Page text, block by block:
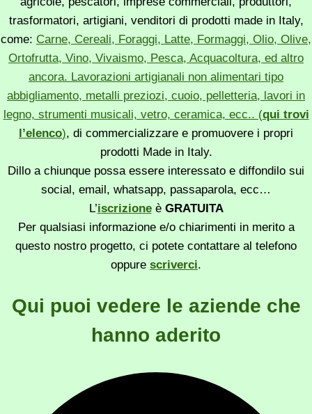
trasformatori, artigiani, venditori di prodotti made in Italy,
come: Carne, Cereali, Foraggi, Latte, Formaggi, Olio, Olive,
Ortofrutta, Vino, Vivaismo, Pesca, Acquacoltura, ed altro
ancora. Lavorazioni artigianali non alimentari tipo
abbigliamento, metalli preziozi, cuoio, pelletteria, lavori in
legno, strumenti musicali, vetro, ceramica, ecc.. (qui trovi
l’elenco), di commercializzare e promuovere i propri
prodotti Made in Italy.
Dillo a chiunque possa essere interessato e diffondilo sui
social, email, whatsapp, passaparola, ecc…
L’iscrizioneè GRATUITA
Per qualsiasi informazione e/o chiarimenti in merito a
questo nostro progetto, ci potete contattare al telefono
oppure scriverci.
Qui puoi vedere le aziende che
hanno aderito